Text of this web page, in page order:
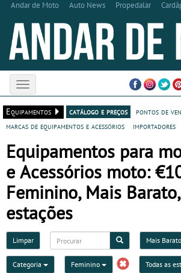
Andar de Moto Auto News Propedalar
Toggle
navigation
Equipamentos
catálogo e preços
pontos de
marcas de equipamentos e acessórios
importadores
Equipamentos para
e Acessórios moto:
Feminino, Mais
estações
Limpar Mais Barato
Categoria Feminino Todas as